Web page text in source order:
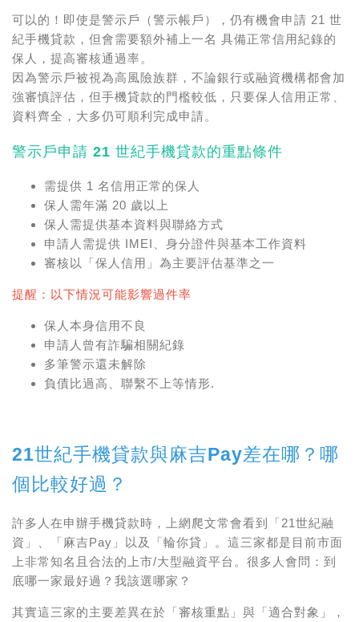
可以的！即使是警示戶（警示帳戶），仍有機會申請 21 世
紀手機貸款，但會需要額外補上一名 具備正常信用紀錄的
保人，提高審核通過率。
因為警示戶被視為高風險族群，不論銀行或融資機構都會加
強審慎評估，但手機貸款的門檻較低，只要保人信用正常、
資料齊全，大多仍可順利完成申請。
警示戶申請 21 世紀手機貸款的重點條件
需提供 1 名信用正常的保人
保人需年滿 20 歲以上
保人需提供基本資料與聯絡方式
申請人需提供 IMEI、身分證件與基本工作資料
審核以「保人信用」為主要評估基準之一
提醒：以下情況可能影響過件率
保人本身信用不良
申請人曾有詐騙相關紀錄
多筆警示還未解除
負債比過高、聯繫不上等情形.
21世紀手機貸款與麻吉Pay差在哪？哪
個比較好過？
許多人在申辦手機貸款時，上網爬文常會看到「21世紀融
資」、「麻吉Pay」以及「輪你貸」。這三家都是目前市面
上非常知名且合法的上市/大型融資平台。很多人會問： 到
底哪一家最好過？我該選哪家？
其實這三家的主要差異在於 「審核重點」與「適合對象」
，